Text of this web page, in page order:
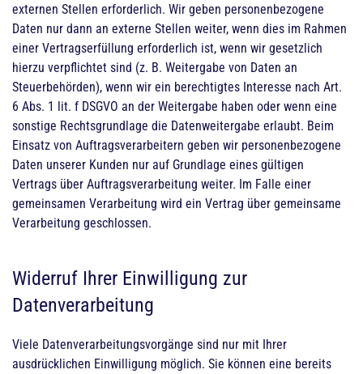
externen Stellen erforderlich. Wir geben personenbezogene
Daten nur dann an externe Stellen weiter, wenn dies im Rahmen
einer Vertragserfüllung erforderlich ist, wenn wir gesetzlich
hierzu verpflichtet sind (z. B. Weitergabe von Daten an
Steuerbehörden), wenn wir ein berechtigtes Interesse nach Art.
6 Abs. 1 lit. f DSGVO an der Weitergabe haben oder wenn eine
sonstige Rechtsgrundlage die Datenweitergabe erlaubt. Beim
Einsatz von Auftragsverarbeitern geben wir personenbezogene
Daten unserer Kunden nur auf Grundlage eines gültigen
Vertrags über Auftragsverarbeitung weiter. Im Falle einer
gemeinsamen Verarbeitung wird ein Vertrag über gemeinsame
Verarbeitung geschlossen.
Widerruf Ihrer Einwilligung zur
Datenverarbeitung
Viele Datenverarbeitungsvorgänge sind nur mit Ihrer
ausdrücklichen Einwilligung möglich. Sie können eine bereits